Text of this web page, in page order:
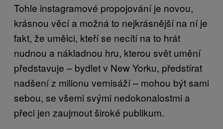
Tohle instagramové propojování je novou,
krásnou věcí a možná to nejkrásnější na ní je
fakt, že umělci, kteří se necítí na to hrát
nudnou a nákladnou hru, kterou svět umění
představuje – bydlet v New Yorku, předstírat
nadšení z milionu vernisáží – mohou být sami
sebou, se všemi svými nedokonalostmi a
přeci jen zaujmout široké publikum.